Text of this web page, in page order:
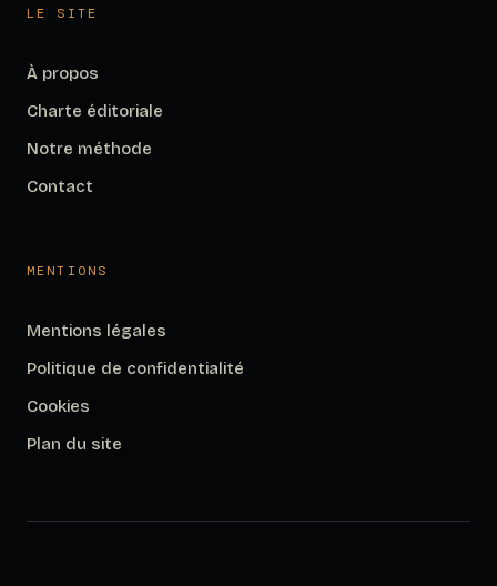
LE SITE
À propos
Charte éditoriale
Notre méthode
Contact
MENTIONS
Mentions légales
Politique de confidentialité
Cookies
Plan du site